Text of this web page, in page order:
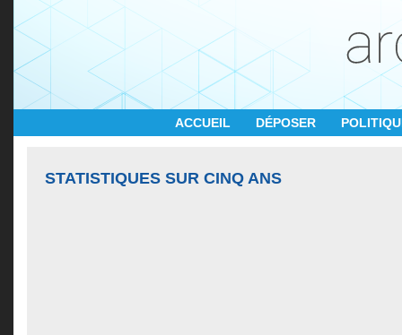
ACCUEIL DÉPOSER
STATISTIQUES SUR CINQ ANS